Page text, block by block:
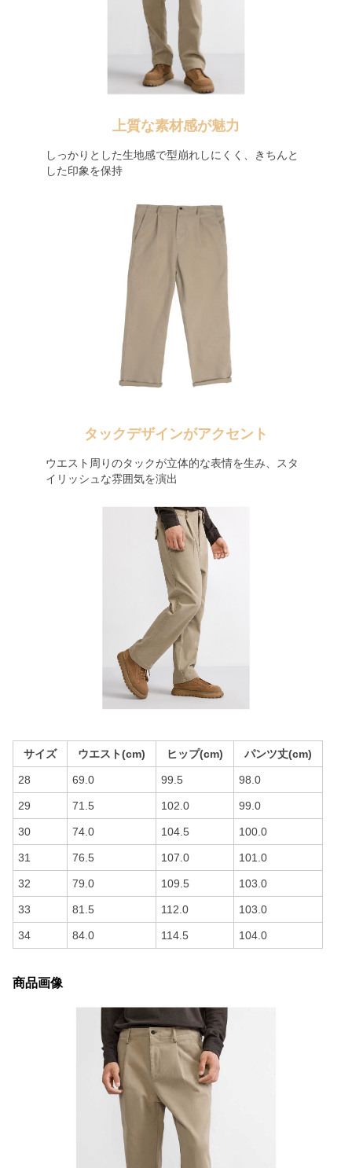
上質な素材感が魅力
しっかりとした生地感で型崩れしにくく、きちんと
した印象を保持
タックデザインがアクセント
ウエスト周りのタックが立体的な表情を生み、スタ
イリッシュな雰囲気を演出
サイズ ウエスト(cm) ヒップ(cm) パンツ丈(cm)
28 69.0 99.5 98.0
29 71.5 102.0 99.0
30 74.0 104.5 100.0
31 76.5 107.0 101.0
32 79.0 109.5 103.0
33 81.5 112.0 103.0
34 84.0 114.5 104.0
商品画像